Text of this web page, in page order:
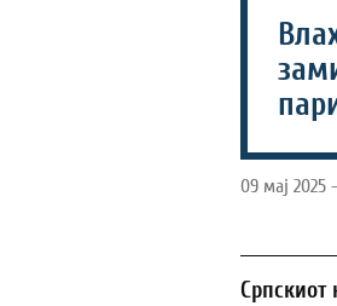
09 мај 2025